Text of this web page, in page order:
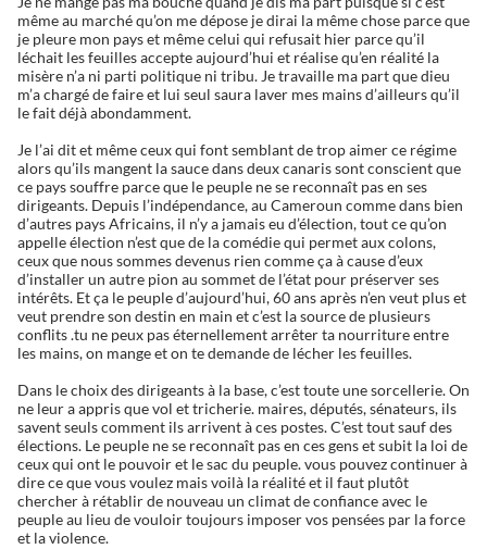
même au marché qu’on me dépose je dirai la même chose parce que
je pleure mon pays et même celui qui refusait hier parce qu’il
léchait les feuilles accepte aujourd’hui et réalise qu’en réalité la
misère n’a ni parti politique ni tribu. Je travaille ma part que dieu
m’a chargé de faire et lui seul saura laver mes mains d’ailleurs qu’il
le fait déjà abondamment.
Je l’ai dit et même ceux qui font semblant de trop aimer ce régime
alors qu’ils mangent la sauce dans deux canaris sont conscient que
ce pays souffre parce que le peuple ne se reconnaît pas en ses
dirigeants. Depuis l’indépendance, au Cameroun comme dans bien
d’autres pays Africains, il n’y a jamais eu d’élection, tout ce qu’on
appelle élection n’est que de la comédie qui permet aux colons,
ceux que nous sommes devenus rien comme ça à cause d’eux
d’installer un autre pion au sommet de l’état pour préserver ses
intérêts. Et ça le peuple d’aujourd’hui, 60 ans après n’en veut plus et
veut prendre son destin en main et c’est la source de plusieurs
conflits .tu ne peux pas éternellement arrêter ta nourriture entre
les mains, on mange et on te demande de lécher les feuilles.
Dans le choix des dirigeants à la base, c’est toute une sorcellerie. On
ne leur a appris que vol et tricherie. maires, députés, sénateurs, ils
savent seuls comment ils arrivent à ces postes. C’est tout sauf des
élections. Le peuple ne se reconnaît pas en ces gens et subit la loi de
ceux qui ont le pouvoir et le sac du peuple. vous pouvez continuer à
dire ce que vous voulez mais voilà la réalité et il faut plutôt
chercher à rétablir de nouveau un climat de confiance avec le
peuple au lieu de vouloir toujours imposer vos pensées par la force
et la violence.